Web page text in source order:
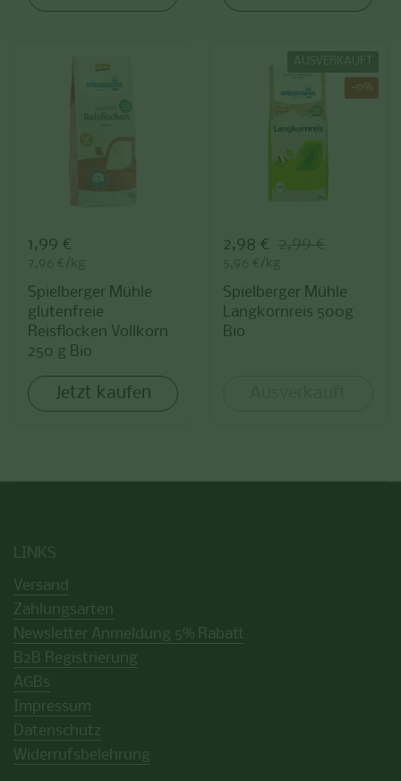
Preis:
1,99 €
Spielberger Mühle
glutenfreie
Reisflocken Vollkorn
250 g Bio
Jetzt kaufen
Sale-Preis:
2,98 €
Spielberger Mühle
Langkornreis 500g
Bio
-0%
LINKS
Versand
Zahlungsarten
Newsletter Anmeldung 5% Rabatt
B2B Registrierung
AGBs
Impressum
Datenschutz
Widerrufsbelehrung